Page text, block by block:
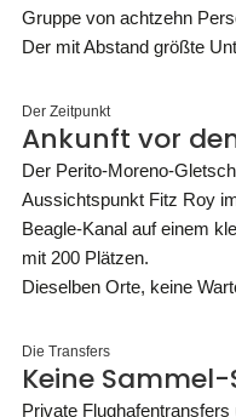
Gruppe von achtzehn
Der mit Abstand größte
Der Zeitpunkt
Ankunft vor
Der Perito-Moreno-
Aussichtspunkt Fitz Roy
Beagle-Kanal auf einem
mit 200 Plätzen.
Dieselben Orte, keine
Die Transfers
Keine
Private